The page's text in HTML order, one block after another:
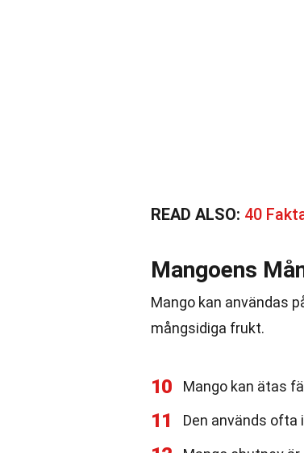
READ ALSO: 40
Mangoens
Mango kan användas
mångsidiga frukt.
10 Mango kan ätas
11 Den används ofta